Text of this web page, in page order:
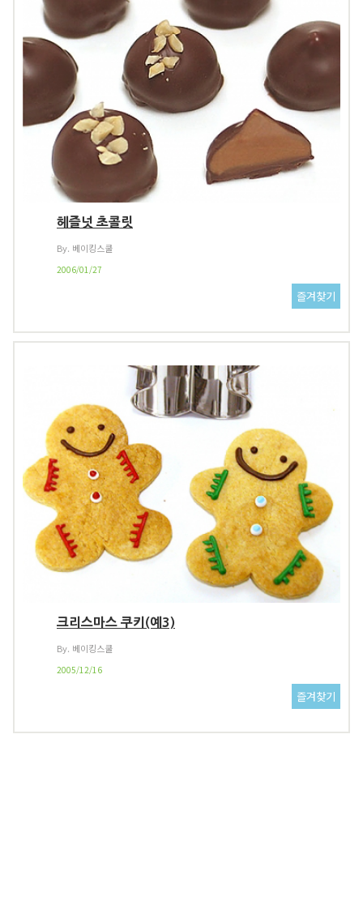
헤즐넛 초콜릿
By. 베이킹스쿨
2006/01/27
크리스마스 쿠키(예3)
By. 베이킹스쿨
2005/12/16